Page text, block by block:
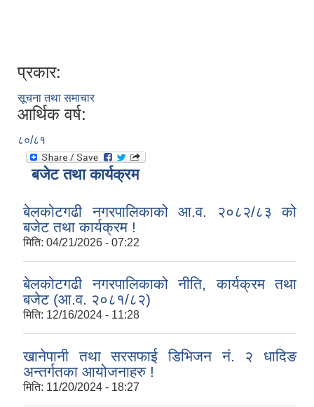
प्रकार:
सूचना तथा समाचार
आर्थिक वर्ष:
८०/८१
बजेट तथा कार्यक्रम
बेलकोटगढी नगरपालिकाको आ.व. २०८२/८३ को
बजेट तथा कार्यक्रम !
मिति: 04/21/2026 - 07:22
बेलकोटगढी नगरपालिकाको नीति, कार्यक्रम तथा
बजेट (आ.व. २०८१/८२)
मिति: 12/16/2024 - 11:28
खानेपानी तथा सरसफाई डिभिजन नं. २ धादिङ
अन्तर्गतका आयोजनाहरु !
मिति: 11/20/2024 - 18:27